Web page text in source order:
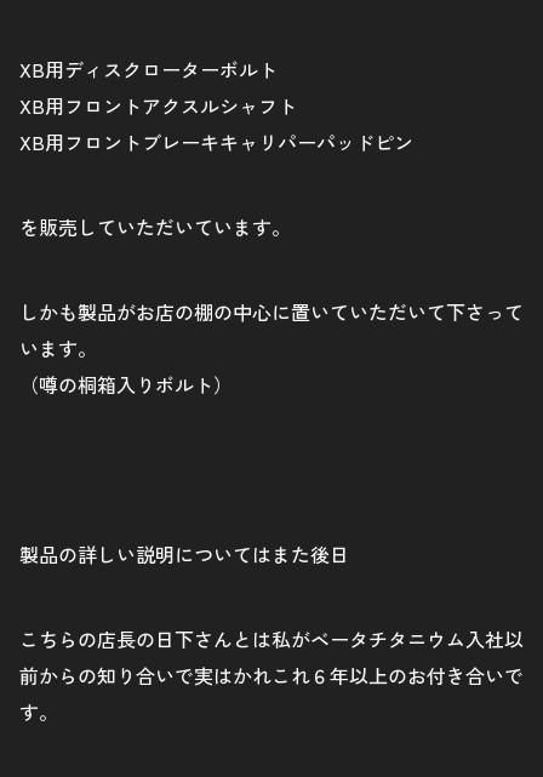
XB用ディスクローターボルト
XB用フロントアクスルシャフト
XB用フロントブレーキキャリパーパッドピン
を販売していただいています。
しかも製品がお店の棚の中心に置いていただいて下さって
います。
（噂の桐箱入りボルト）
製品の詳しい説明についてはまた後日
こちらの店長の日下さんとは私がベータチタニウム入社以
前からの知り合いで実はかれこれ６年以上のお付き合いで
す。